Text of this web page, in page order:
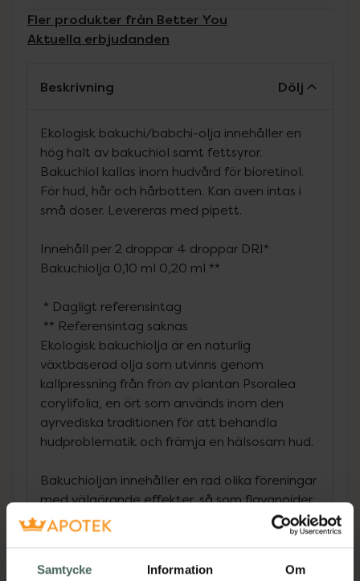
Samtycke Information Om
Fler produkter från Better You
Aktuella erbjudanden
Beskrivning Dölj
Ekologisk bakuchi/babchi-olja innehåller en
hög halt av bakuchiol samt fettsyror.
Bakuchiol kallas inom hudvård för bioretinol.
För hud, hår och hårbotten. Kan även intas i
små doser. Levereras med pipett.
Innehåll per 2 droppar 4 droppar DRI*
Bakuchiolja 0,10 ml 0,20 ml **
* Dagligt referensintag
** Referensintag saknas
Ekologisk bakuchiolja är en naturlig
växtbaserad olja som utvinns genom
kallpressning från frön av plantan Psoralea
corylifolia, en ört som används inom den
ayrvediska traditionen för att behandla
hudproblematik och främja en hälsosam hud.
Bakuchioljan innehåller en rad olika föreningar
med välgörande effekter, så som flavanoider,
psoralener och bakuchiol (8-10 %), där
flavanoider har antioxidantiska och
kan bidra till att förbättra pigmentfläckar och